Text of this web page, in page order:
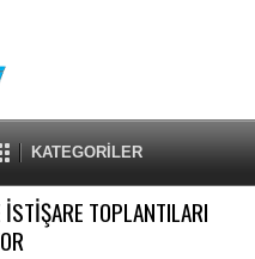
KATEGORİLER
TOPLANTILARI